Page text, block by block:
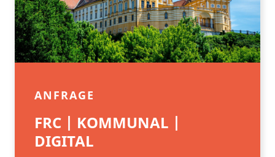
ANFRAGE
FRC | KOMMUNAL |
DIGITAL